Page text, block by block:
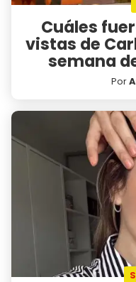
Cuáles
vistas de
semana
Por